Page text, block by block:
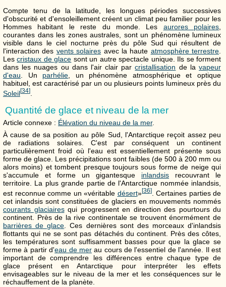
Compte tenu de la latitude, les longues périodes successives
d'obscurité et d'ensoleillement créent un climat peu familier pour les
Hommes habitant le reste du monde. Les aurores polaires
courantes dans les zones australes, sont un phénomène lumineux
visible dans le ciel nocturne près du pôle Sud qui résultent de
l'interaction des vents solaires avec la haute atmosphère terrestre
Lescristaux de glace sont un autre spectacle unique. Ils se forment
dans les nuages ou dans l'air clair parcristallisation de lavapeur
d'eau . Un parhélie , un phénomène atmosphérique et optique
habituel, est caractérisé par un ou plusieurs points lumineux près du
Soleil[34]
Quantité de glace et niveau de la mer
Article connexe : Élévation du niveau de la mer.
À cause de sa position au pôle Sud, l'Antarctique reçoit assez peu
de radiations solaires. C'est par conséquent un continent
particulièrement froid où l'eau est essentiellement présente sous
forme de glace. Les précipitations sont faibles (de 500 à 200 mm ou
alors moins) et tombent presque toujours sous forme de neige qui
s'accumule et forme un gigantesque inlandsis recouvrant le
territoire. La plus grande partie de l'Antarctique nommée inlandsis,
est reconnue comme un «véritable désert»[36]. Certaines parties de
cet inlandsis sont constituées de glaciers en mouvements nommés
courants glaciairesqui progressent en direction des pourtours du
continent. Près de la rive continentale se trouvent énormément de
barrières de glace . Ces dernières sont des morceaux d'inlandsis
flottants qui ne se sont pas détachés du continent. Près des côtes,
les températures sont suffisamment basses pour que la glace se
forme à partir d'eau de merau cours de l'essentiel de l'année. Il est
important de comprendre les différences entre chaque type de
glace présent en Antarctique pour interpréter les effets
envisageables sur le niveau de la mer et les conséquences sur le
réchauffement de la planète.